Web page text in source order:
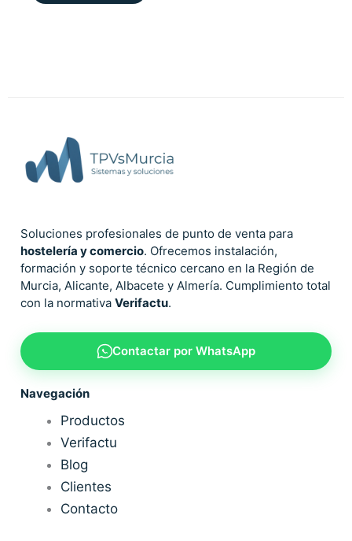
Soluciones profesionales de punto de venta para
hostelería y comercio. Ofrecemos instalación,
formación y soporte técnico cercano en la Región de
Murcia, Alicante, Albacete y Almería. Cumplimiento total
con la normativa Verifactu.
Contactar por WhatsApp
Navegación
Productos
Verifactu
Blog
Clientes
Contacto